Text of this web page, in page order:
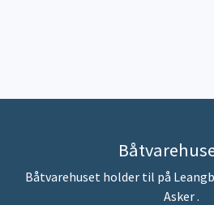
Båtvarehuset holder til på
Asker .